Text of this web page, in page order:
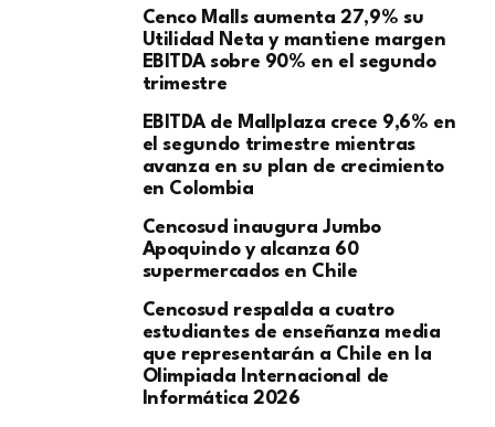
Cenco Malls aumenta 27,9% su
Utilidad Neta y mantiene margen
EBITDA sobre 90% en el segundo
trimestre
EBITDA de Mallplaza crece 9,6% en
el segundo trimestre mientras
avanza en su plan de crecimiento
en Colombia
Cencosud inaugura Jumbo
Apoquindo y alcanza 60
supermercados en Chile
Cencosud respalda a cuatro
estudiantes de enseñanza media
que representarán a Chile en la
Olimpiada Internacional de
Informática 2026